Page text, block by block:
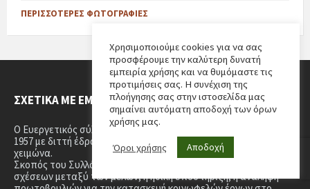
ΠΕΡΙΣΣΌΤΕΡΕΣ ΦΩΤΟΓΡΑΦΊΕΣ
ΣΧΕΤΙΚΆ ΜΕ ΕΜΆΣ
Ο Ευεργετικός σύλλογος Γαρδικίου – Αθαμάνων, ιδρύθηκε το
1957 με διττή έδρα, το καλοκαίρι στο Γαρδίκι, στα Τρίκαλα το
χειμώνα.
Σκοπός του Συλλόγου, ήταν και παραμένει, η σύσφιξη των
σχέσεων μεταξύ των μελών, η ηθική υποστήριξη, η ανάληψη
Χρησιμοποιούμε cookies για να σας
προσφέρουμε την καλύτερη δυνατή
εμπειρία χρήσης και να θυμόμαστε τις
προτιμήσεις σας. Η συνέχιση της
πλοήγησης σας στην ιστοσελίδα μας
σημαίνει αυτόματη αποδοχή των όρων
χρήσης μας.
Όροι χρήσης Αποδοχή